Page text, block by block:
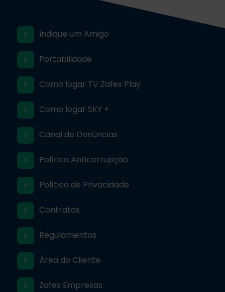
Indique um Amigo
Portabilidade
Como logar TV Zafex Play
Como logar SKY +
Canal de Denúncias
Política Anticorrupção
Política de Privacidade
Contratos
Regulamentos
Área do Cliente
Zafex Empresas